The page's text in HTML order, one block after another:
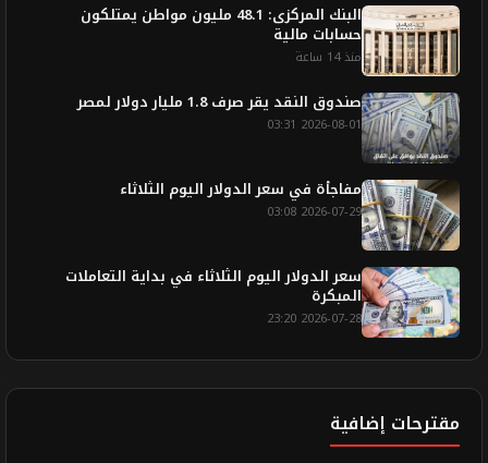
البنك المركزى: 48.1 مليون مواطن يمتلكون
حسابات مالية
منذ 14 ساعة
صندوق النقد يقر صرف 1.8 مليار دولار لمصر
2026-08-01 03:31
مفاجأة في سعر الدولار اليوم الثلاثاء
2026-07-29 03:08
سعر الدولار اليوم الثلاثاء في بداية التعاملات
المبكرة
2026-07-28 23:20
مقترحات إضافية